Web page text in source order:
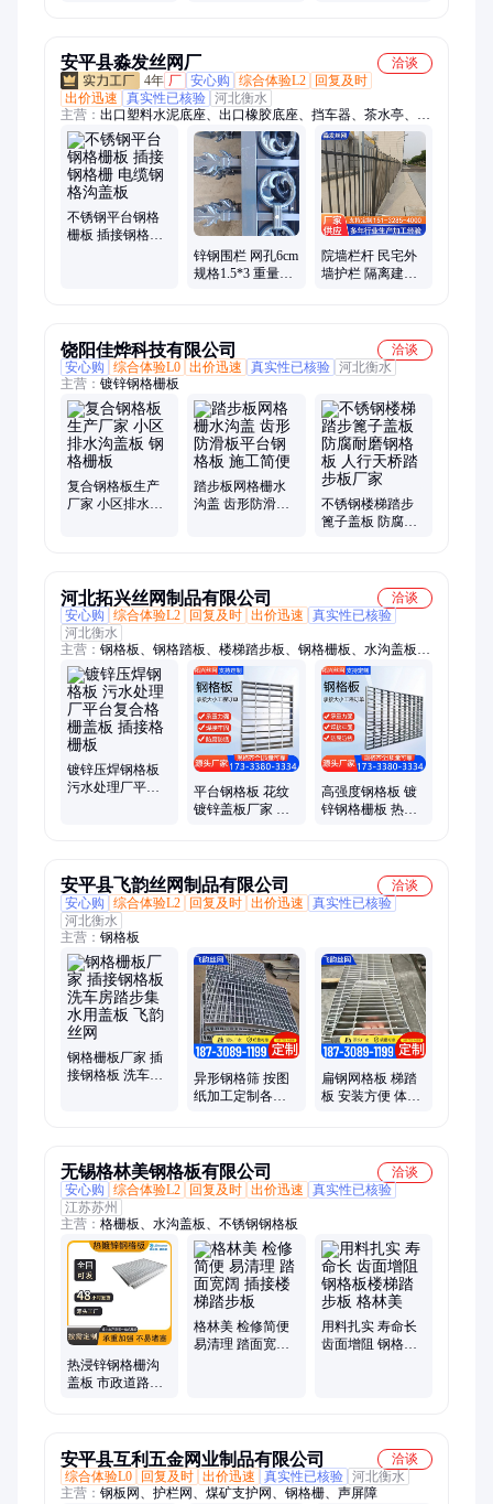
安平县淼发丝网厂
洽谈
4年 厂 安心购 综合体验L2
回复及时
出价迅速
真实性已核验 河北衡水
主营： 出口塑料水泥底座、出口橡胶底座、挡车器、茶水亭、钢
筋加工棚、高分子底座、黄金底座、基坑护栏、配电箱防护棚、
塑料水泥底座、橡胶底座、铁皮水泥底座、铸铁底座、高速导流
板
不锈钢平台钢格
栅板 插接钢格栅
锌钢围栏 网孔6cm
规格1.5*3 重量
院墙栏杆 民宅外
墙护栏 隔离建筑
饶阳佳烨科技有限公司
洽谈
安心购
综合体验L0 出价迅速 真实性已核验 河北衡水
主营： 镀锌钢格栅板
复合钢格板生产
厂家 小区排水沟
踏步板网格栅水
沟盖 齿形防滑板
不锈钢楼梯踏步
篦子盖板 防腐耐
河北拓兴丝网制品有限公司
洽谈
安心购
综合体验L2 回复及时 出价迅速
真实性已核验
河北衡水
主营： 钢格板、钢格踏板、楼梯踏步板、钢格栅板、水沟盖板、
下水道盖板、焊接沟盖板、镀锌格栅盖板、热镀锌格栅板、楼梯
踏步格栅板、光伏走道板
镀锌压焊钢格板
污水处理厂平台
平台钢格板 花纹
镀锌盖板厂家 适
高强度钢格板 镀
锌钢格栅板 热镀
安平县飞韵丝网制品有限公司
洽谈
安心购
综合体验L2 回复及时 出价迅速
真实性已核验
河北衡水
主营： 钢格板
钢格栅板厂家 插
接钢格板 洗车房
异形钢格筛 按图
纸加工定制各类
扁钢网格板 梯踏
板 安装方便 体育
无锡格林美钢格板有限公司
洽谈
安心购
综合体验L2 回复及时 出价迅速
真实性已核验
江苏苏州
主营： 格栅板、水沟盖板、不锈钢钢格板
热浸锌钢格栅沟
盖板 市政道路排
格林美 检修简便
易清理 踏面宽阔
用料扎实 寿命长
齿面增阻 钢格板
安平县互利五金网业制品有限公司
洽谈
综合体验L0
回复及时 出价迅速 真实性已核验 河北衡水
主营： 钢板网、护栏网、煤矿支护网、钢格栅、声屏障